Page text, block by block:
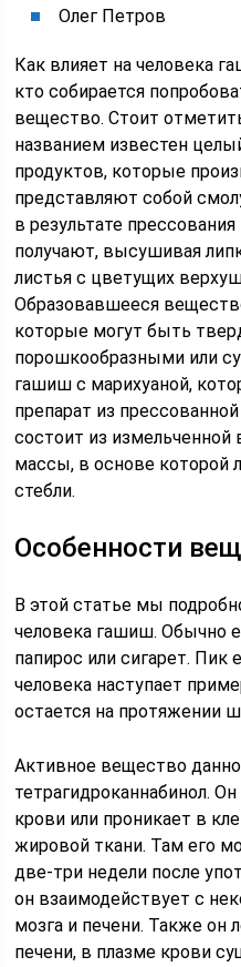
Олег Петров
Как влияет на человека
кто собирается
вещество. Стоит
названием известен
продуктов, которые
представляют собой
в результате
получают, высушивая
листья с цветущих
Образовавшееся
которые могут быть
порошкообразными или
гашиш с марихуаной,
препарат из
состоит из
массы, в основе которой
стебли.
Особенности
В этой статье мы
человека гашиш. Обычно
папирос или сигарет. Пик
человека наступает
остается на протяжении
Активное вещество
тетрагидроканнабинол.
крови или проникает в
жировой ткани. Там его
две-три недели после
он взаимодействует с
мозга и печени. Также он
печени, в плазме крови